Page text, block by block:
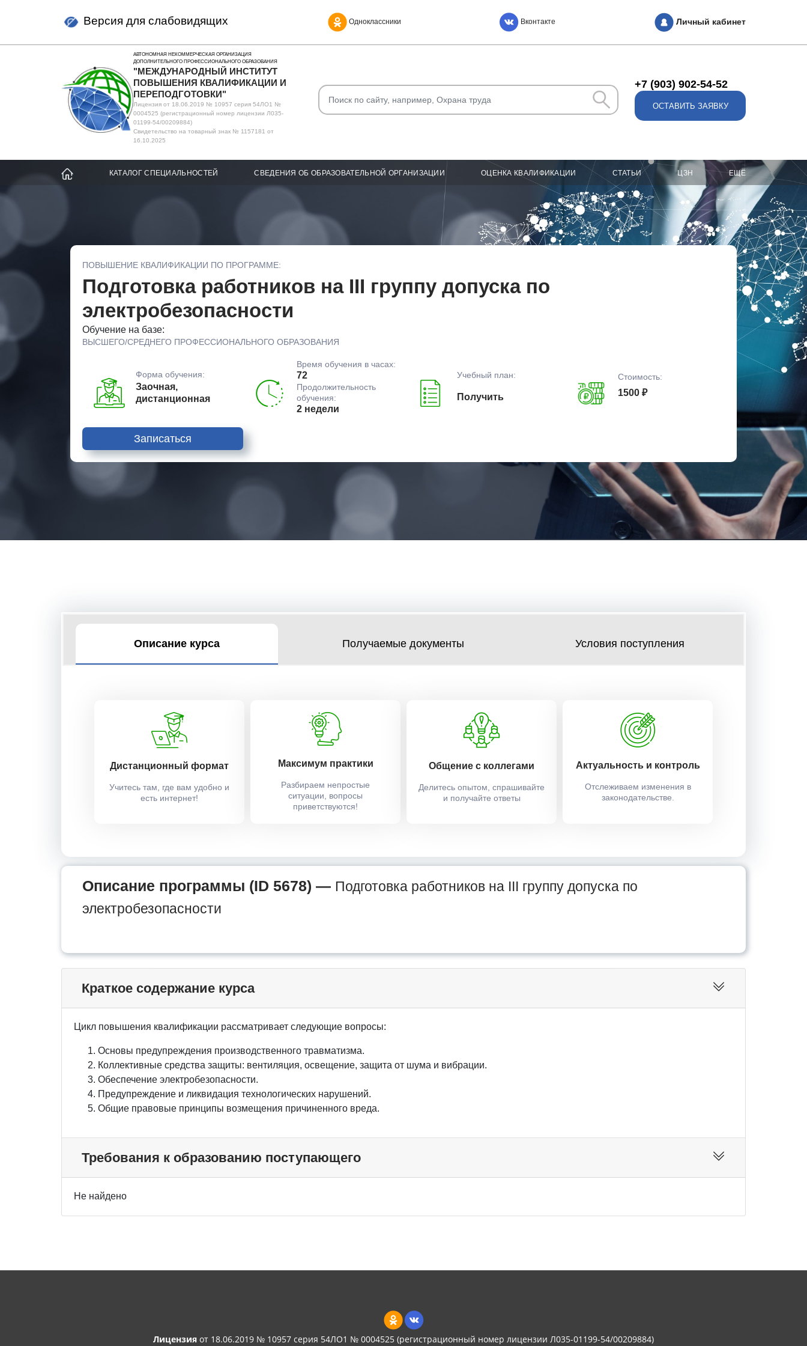
Версия для слабовидящих Одноклассники Вконтакте Личный кабинет
АВТОНОМНАЯ НЕКОММЕРЧЕСКАЯ ОРГАНИЗАЦИЯ
ДОПОЛНИТЕЛЬНОГО ПРОФЕССИОНАЛЬНОГО ОБРАЗОВАНИЯ
"МЕЖДУНАРОДНЫЙ ИНСТИТУТ
ПОВЫШЕНИЯ КВАЛИФИКАЦИИ И
ПЕРЕПОДГОТОВКИ"
Лицензия от 18.06.2019 № 10957 серия 54ЛО1 №
0004525 (регистрационный номер лицензии Л035-
01199-54/00209884)
Свидетельство на товарный знак № 1157181 от
16.10.2025
+7 (903) 902-54-52
ОСТАВИТЬ ЗАЯВКУ
КАТАЛОГ СПЕЦИАЛЬНОСТЕЙ СВЕДЕНИЯ ОБ ОБРАЗОВАТЕЛЬНОЙ ОРГАНИЗАЦИИ ОЦЕНКА КВАЛИФИКАЦИИ СТАТЬИ ЦЗН ЕЩЁ
ПОВЫШЕНИЕ КВАЛИФИКАЦИИ ПО ПРОГРАММЕ:
Подготовка работников на III группу допуска по
электробезопасности
Обучение на базе:
ВЫСШЕГО/СРЕДНЕГО ПРОФЕССИОНАЛЬНОГО ОБРАЗОВАНИЯ
Форма обучения:
Заочная,
дистанционная
Время обучения в часах:
72
Продолжительность
обучения:
2 недели
Учебный план:
Получить
Стоимость:
1500 ₽
Записаться
Описание курса Получаемые документы Условия поступления
Дистанционный формат
Учитесь там, где вам удобно и
есть интернет!
Максимум практики
Разбираем непростые
ситуации, вопросы
приветствуются!
Общение с коллегами
Делитесь опытом, спрашивайте
и получайте ответы
Актуальность и контроль
Отслеживаем изменения в
законодательстве.
Описание программы (ID 5678) — Подготовка работников на III группу допуска по
электробезопасности
Краткое содержание курса
Цикл повышения квалификации рассматривает следующие вопросы:
Основы предупреждения производственного травматизма.
Коллективные средства защиты: вентиляция, освещение, защита от шума и вибрации.
Обеспечение электробезопасности.
Предупреждение и ликвидация технологических нарушений.
Общие правовые принципы возмещения причиненного вреда.
Требования к образованию поступающего
Не найдено
Лицензия от 18.06.2019 № 10957 серия 54ЛО1 № 0004525 (регистрационный номер лицензии Л035-01199-54/00209884)